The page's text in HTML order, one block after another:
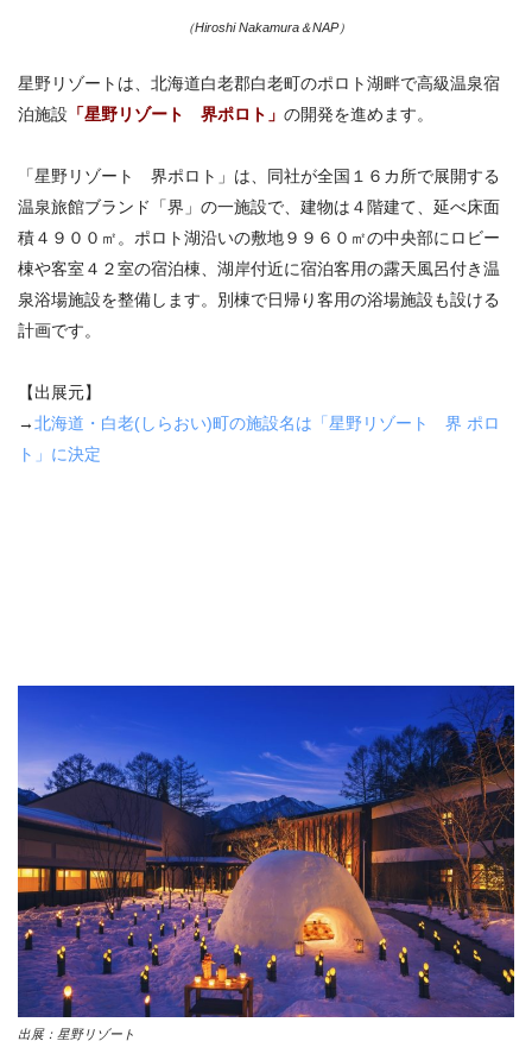
（Hiroshi Nakamura＆NAP）
星野リゾートは、北海道白老郡白老町のポロト湖畔で高級温泉宿
泊施設 「星野リゾート 界ポロト」 の開発を進めます。
「星野リゾート 界ポロト」は、同社が全国１６カ所で展開する
温泉旅館ブランド「界」の一施設で、建物は４階建て、延べ床面
積４９００㎡。ポロト湖沿いの敷地９９６０㎡の中央部にロビー
棟や客室４２室の宿泊棟、湖岸付近に宿泊客用の露天風呂付き温
泉浴場施設を整備します。別棟で日帰り客用の浴場施設も設ける
計画です。
【出展元】
→北海道・白老(しらおい)町の施設名は「星野リゾート 界 ポロ
ト」に決定
出展：星野リゾート